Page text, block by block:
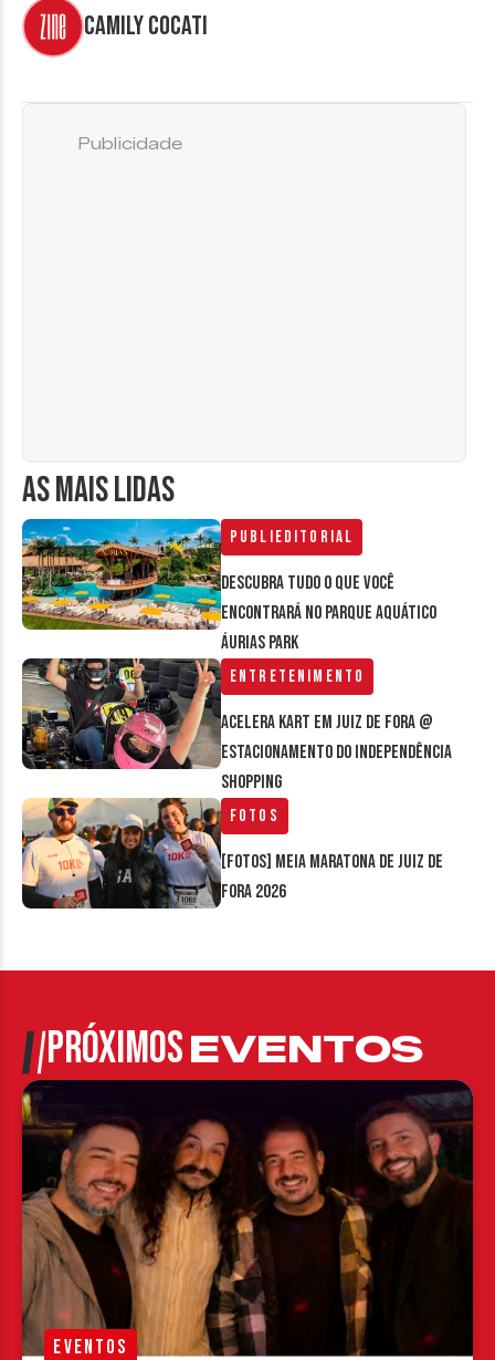
Camily Cocati
AS MAIS LIDAS
Publieditorial
Descubra tudo o que você
encontrará no parque aquático
Áurias Park
Entretenimento
Acelera Kart em Juiz de Fora @
estacionamento do Independência
Shopping
Fotos
[FOTOS] Meia Maratona de Juiz de
Fora 2026
Publicidade
PRÓXIMOSEVENTOS
EVENTOS